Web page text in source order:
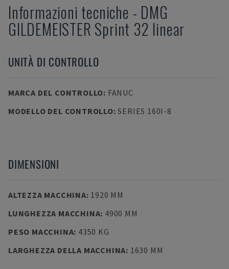
Informazioni tecniche - DMG
GILDEMEISTER Sprint 32 linear
UNITÀ DI CONTROLLO
MARCA DEL CONTROLLO: FANUC
MODELLO DEL CONTROLLO:SERIES 160I-8
DIMENSIONI
ALTEZZA MACCHINA: 1920 MM
LUNGHEZZA MACCHINA: 4900 MM
PESO MACCHINA: 4350 KG
LARGHEZZA DELLA MACCHINA: 1630 MM